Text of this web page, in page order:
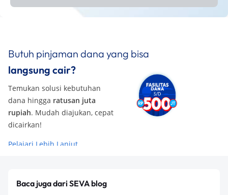
Butuh pinjaman dana yang bisa
langsung cair?
Temukan solusi kebutuhan
dana hingga ratusan juta
rupiah. Mudah diajukan, cepat
dicairkan!
Pelajari Lebih Lanjut
Baca juga dari SEVA blog